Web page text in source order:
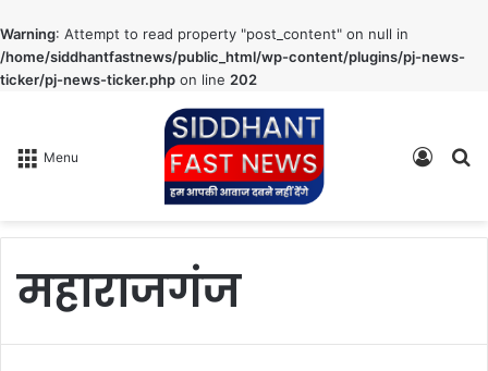
Warning: Attempt to read property "post_content" on null in
/home/siddhantfastnews/public_html/wp-content/plugins/pj-news-
ticker/pj-news-ticker.php on line 202
Menu
Log
महाराजगंज